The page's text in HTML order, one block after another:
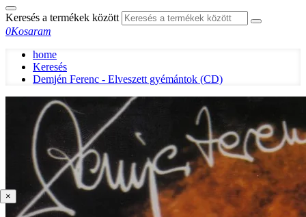
Keresés a termékek között
0Kosaram
home
Keresés
Demjén Ferenc - Elveszett gyémántok (CD)
×